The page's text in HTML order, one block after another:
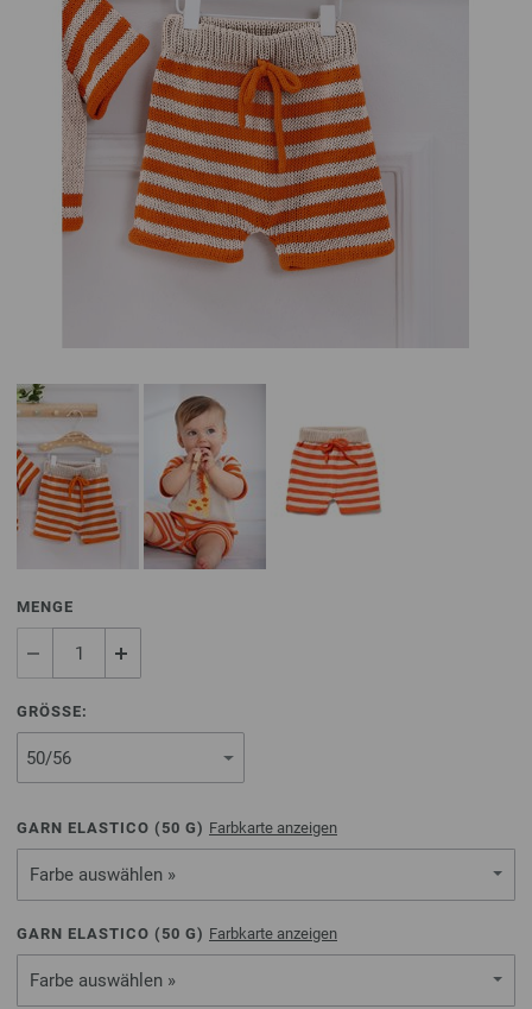
MENGE
GRÖSSE:
GARN ELASTICO ( 50 G) Farbkarte anzeigen
Farbe auswählen »
GARN ELASTICO ( 50 G) Farbkarte anzeigen
Farbe auswählen »